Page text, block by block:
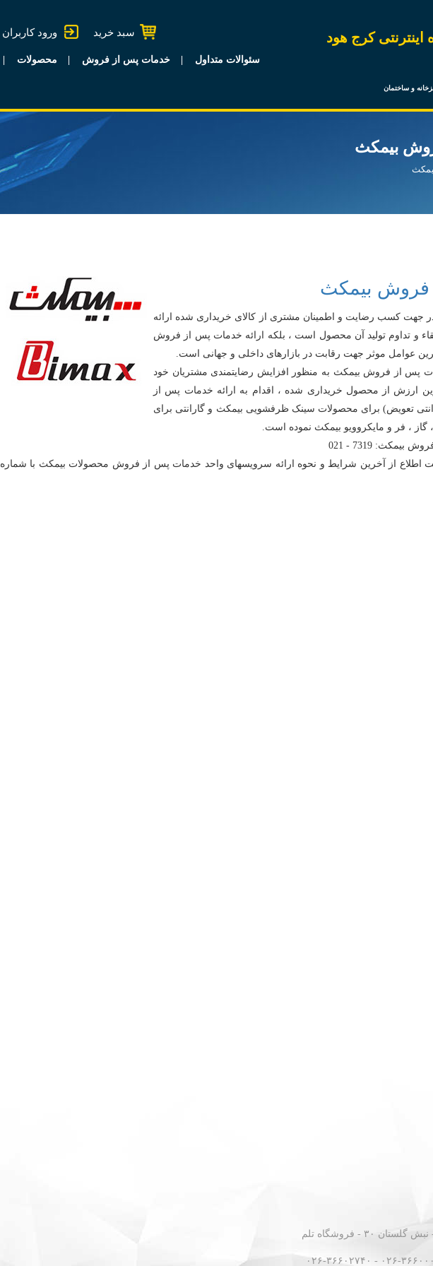
اینترنتی کرج هود
و ساختمان
ورود کاربران سبد خرید
محصولات خدمات پس از فروش سئوالات متداول
بیمکث
فروش بیمکث
جهت کسب رضایت و اطمینان مشتری از کالای خریداری شده ارائه
و تداوم تولید آن محصول است ، بلکه ارائه خدمات پس از فروش
ترین عوامل موثر جهت رقابت در بازارهای داخلی و جهانی است.
پس از فروش بیمکث به منظور افزایش رضایتمندی مشتریان خود
ارزش از محصول خریداری شده ، اقدام به ارائه خدمات پس از
تعویض) برای محصولات سینک ظرفشویی بیمکث و گارانتی برای
، فر و مایکروویو بیمکث نموده است.
7319 - 021
اطلاع از آخرین شرایط و نحوه ارائه سرویسهای واحد خدمات پس از فروش محصولات بیمکث با شماره
کرج - جاده فردیس - نبش گلستان ۳۰ - فروشگاه تلم